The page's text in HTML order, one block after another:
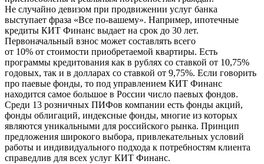
Не случайно девизом при продвижении услуг банка
выступает фраза «Все по-вашему». Например, ипотечные
кредиты КИТ Финанс выдает на срок до 30 лет.
Первоначальный взнос может составлять всего
от 10% от стоимости приобретаемой квартиры. Есть
программы кредитования как в рублях со ставкой от 10,75%
годовых, так и в долларах со ставкой от 9,75%. Если говорить
про паевые фонды, то под управлением КИТ Финанс
находится самое большое в России число паевых фондов.
Среди 13 розничных ПИФов компании есть фонды акций,
фонды облигаций, индексные фонды, многие из которых
являются уникальными для российского рынка. Принцип
предложения широкого выбора, привлекательных условий
работы и индивидуального подхода к потребностям клиента
справедлив для всех услуг КИТ Финанс.